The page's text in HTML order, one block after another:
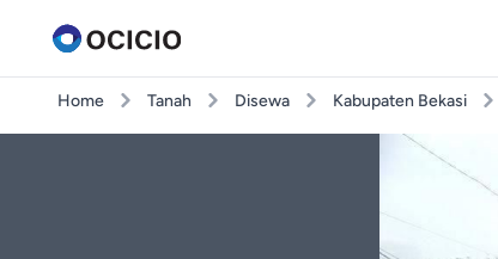
Home Tanah Disewa Kabupaten Bekasi